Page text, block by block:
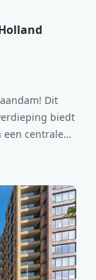
Dit
biedt
een centrale
beschikbaar is
samen goed
biedt
een stijlvolle